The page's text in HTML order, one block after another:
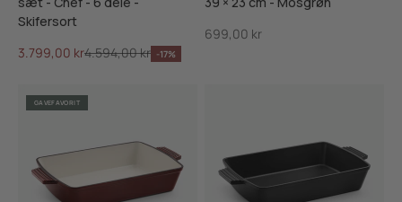
Skifersort
Salgspris
3.799,00 krNormalpris
4.594,00 kr -17%
Salgspris
699,00 kr
GAVEFAVORIT